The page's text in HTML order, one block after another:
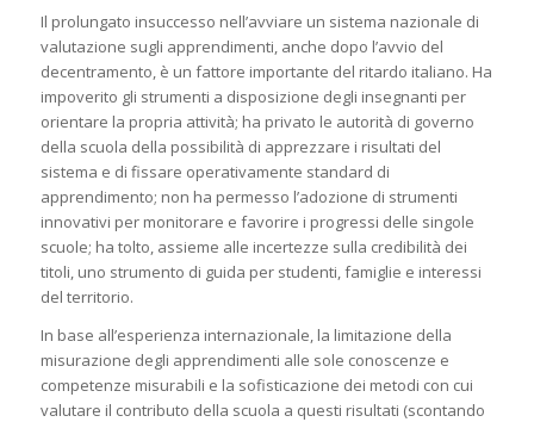
Il prolungato insuccesso nell’avviare un sistema nazionale di
valutazione sugli apprendimenti, anche dopo l’avvio del
decentramento, è un fattore importante del ritardo italiano. Ha
impoverito gli strumenti a disposizione degli insegnanti per
orientare la propria attività; ha privato le autorità di governo
della scuola della possibilità di apprezzare i risultati del
sistema e di fissare operativamente standard di
apprendimento; non ha permesso l’adozione di strumenti
innovativi per monitorare e favorire i progressi delle singole
scuole; ha tolto, assieme alle incertezze sulla credibilità dei
titoli, uno strumento di guida per studenti, famiglie e interessi
del territorio.
In base all’esperienza internazionale, la limitazione della
misurazione degli apprendimenti alle sole conoscenze e
competenze misurabili e la sofisticazione dei metodi con cui
valutare il contributo della scuola a questi risultati (scontando